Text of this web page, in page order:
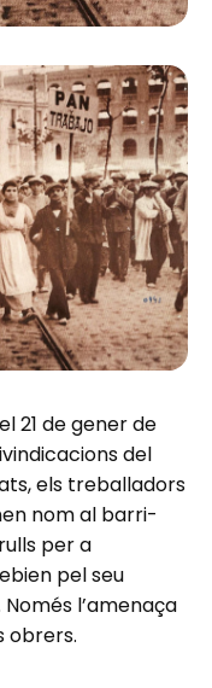
21 de gener de
del
els treballadors
nom al barri-
per a
pel seu
l’amenaça
obrers.